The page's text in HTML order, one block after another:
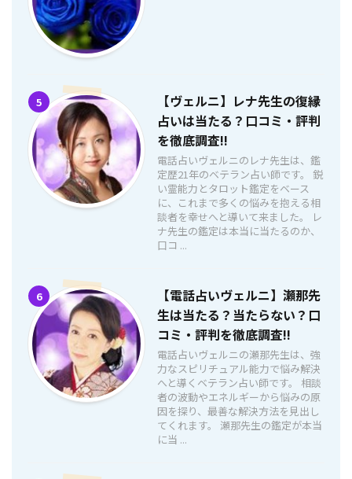
5
【ヴェルニ】レナ先生の復縁
占いは当たる？口コミ・評判
を徹底調査!!
電話占いヴェルニのレナ先生は、鑑
定歴21年のベテラン占い師です。 鋭
い霊能力とタロット鑑定をベース
に、これまで多くの悩みを抱える相
談者を幸せへと導いて来ました。 レ
ナ先生の鑑定は本当に当たるのか、
口コ ...
6
【電話占いヴェルニ】瀬那先
生は当たる？当たらない？口
コミ・評判を徹底調査!!
電話占いヴェルニの瀬那先生は、強
力なスピリチュアル能力で悩み解決
へと導くベテラン占い師です。 相談
者の波動やエネルギーから悩みの原
因を探り、最善な解決方法を見出し
てくれます。 瀬那先生の鑑定が本当
に当 ...